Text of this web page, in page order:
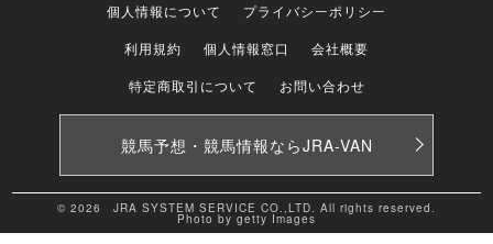
個人情報について
プライバシーポリシー
利用規約
個人情報窓口
会社概要
特定商取引について
お問い合わせ
競馬予想・競馬情報ならJRA-VAN
© 2026 JRA SYSTEM SERVICE CO.,LTD. All rights reserved.
Photo by getty Images